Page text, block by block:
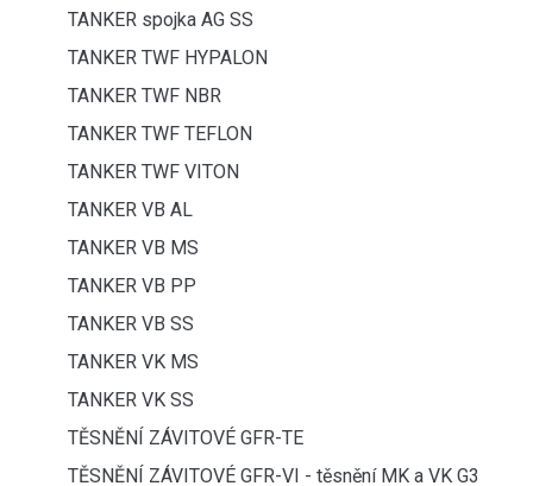
TANKER spojka AG SS
TANKER TWF HYPALON
TANKER TWF NBR
TANKER TWF TEFLON
TANKER TWF VITON
TANKER VB AL
TANKER VB MS
TANKER VB PP
TANKER VB SS
TANKER VK MS
TANKER VK SS
TĚSNĚNÍ ZÁVITOVÉ GFR-TE
TĚSNĚNÍ ZÁVITOVÉ GFR-VI - těsnění MK a VK G3